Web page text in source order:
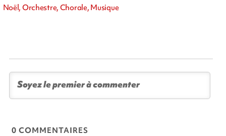
Noël, Orchestre, Chorale, Musique
0 COMMENTAIRES